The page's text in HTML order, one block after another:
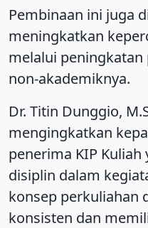
Pembinaan ini juga
meningkatkan
melalui
non-akademiknya.
Dr. Titin Dunggio,
mengingkatkan
penerima KIP
disiplin dalam
konsep perkuliahan
konsisten dan